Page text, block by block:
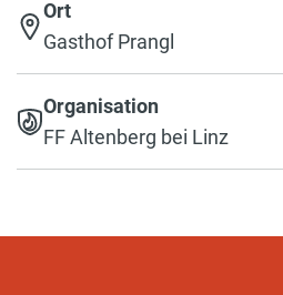
Ort
Gasthof Prangl
Organisation
FF Altenberg bei Linz